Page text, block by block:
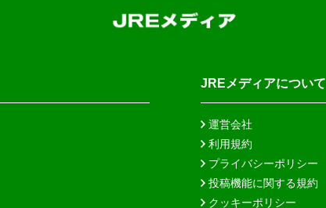
JREメディアについて
運営会社
利用規約
プライバシーポリシー
投稿機能に関する規約
クッキーポリシー